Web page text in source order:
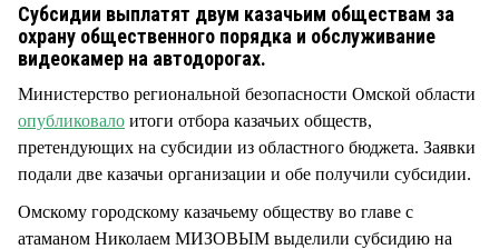
Субсидии выплатят двум казачьим обществам за
охрану общественного порядка и обслуживание
видеокамер на автодорогах.
Министерство региональной безопасности Омской области
опубликовало итоги отбора казачьих обществ,
претендующих на субсидии из областного бюджета. Заявки
подали две казачьи организации и обе получили субсидии.
Омскому городскому казачьему обществу во главе с
атаманом Николаем МИЗОВЫМ выделили субсидию на